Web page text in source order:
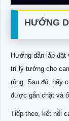
HƯỚNG
Hướng dẫn lắp đặt
trí lý tưởng cho
rộng. Sau đó, hãy
được gắn chặt và
Tiếp theo, kết nối